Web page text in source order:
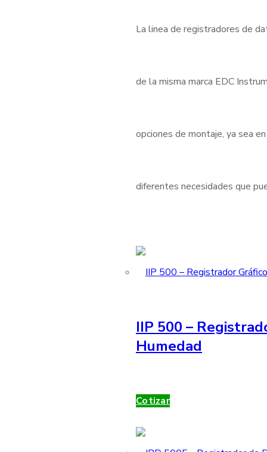
La linea de registradores de
de la misma marca EDC
opciones de montaje, ya sea
diferentes necesidades que
IIP 500 –
Humedad
Cotizar